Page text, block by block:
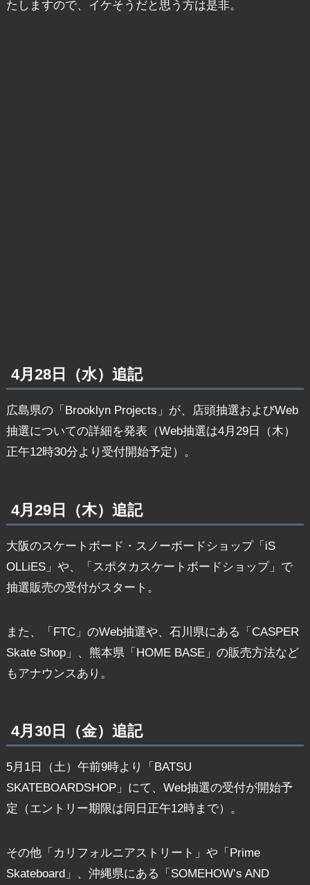
たしますので、イケそうだと思う方は是非。
4月28日（水）追記
広島県の「Brooklyn Projects」が、店頭抽選およびWeb
抽選についての詳細を発表（Web抽選は4月29日（木）
正午12時30分より受付開始予定）。
4月29日（木）追記
大阪のスケートボード・スノーボードショップ「iS
OLLiES」や、「スポタカスケートボードショップ」で
抽選販売の受付がスタート。
また、「FTC」のWeb抽選や、石川県にある「CASPER
Skate Shop」、熊本県「HOME BASE」の販売方法など
もアナウンスあり。
4月30日（金）追記
5月1日（土）午前9時より「BATSU
SKATEBOARDSHOP」にて、Web抽選の受付が開始予
定（エントリー期限は同日正午12時まで）。
その他「カリフォルニアストリート」や「Prime
Skateboard」、沖縄県にある「SOMEHOW’s AND